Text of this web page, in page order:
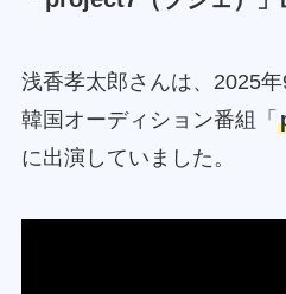
浅香孝太郎さんは、2025
韓国オーディション番組「
に出演していました。